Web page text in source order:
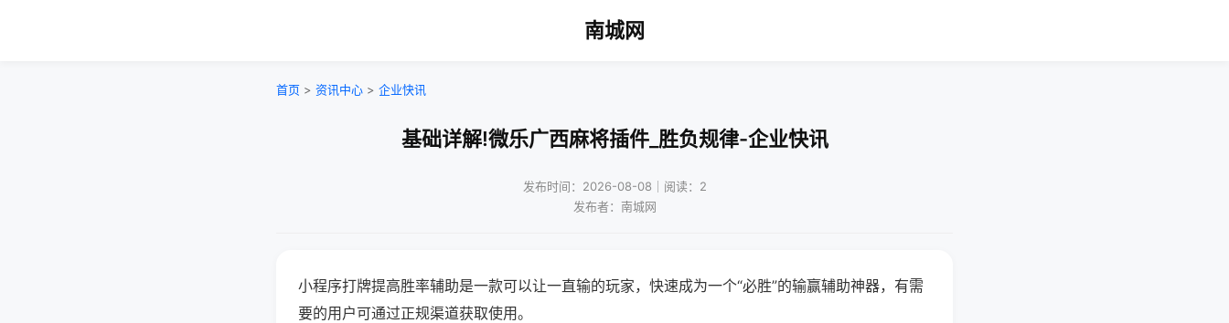
南城网
首页 > 资讯中心 > 企业快讯
基础详解!微乐广西麻将插件_胜负规律-企业快讯
发布时间：2026-08-08｜阅读：2
发布者：南城网
小程序打牌提高胜率辅助是一款可以让一直输的玩家，快速成为一个“必胜”的输赢辅助神器，有需
要的用户可通过正规渠道获取使用。